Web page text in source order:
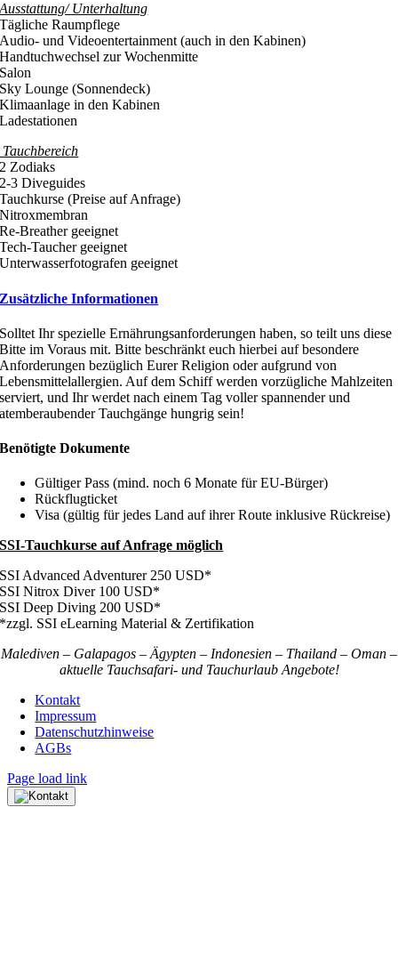
Ausstattung/ Unterhaltung
Tägliche Raumpflege
Audio- und Videoentertainment (auch in den Kabinen)
Handtuchwechsel zur Wochenmitte
Salon
Sky Lounge (Sonnendeck)
Klimaanlage in den Kabinen
Ladestationen
Tauchbereich
2 Zodiaks
2-3 Diveguides
Tauchkurse (Preise auf Anfrage)
Nitroxmembran
Re-Breather geeignet
Tech-Taucher geeignet
Unterwasserfotografen geeignet
Zusätzliche Informationen
Solltet Ihr spezielle Ernährungsanforderungen haben, so teilt uns diese
Bitte im Voraus mit. Bitte beschränkt euch hierbei auf besondere
Anforderungen bezüglich Eurer Religion oder aufgrund von
Lebensmittelallergien. Auf dem Schiff werden vorzügliche Mahlzeiten
serviert, und Ihr werdet nach einem Tag voller spannender und
atemberaubender Tauchgänge hungrig sein!
Benötigte Dokumente
Gültiger Pass (mind. noch 6 Monate für EU-Bürger)
Rückflugticket
Visa (gültig für jedes Land auf ihrer Route inklusive Rückreise)
SSI-Tauchkurse auf Anfrage möglich
SSI Advanced Adventurer 250 USD*
SSI Nitrox Diver 100 USD*
SSI Deep Diving 200 USD*
*zzgl. SSI eLearning Material & Zertifikation
Malediven – Galapagos – Ägypten – Indonesien – Thailand – Oman –
aktuelle Tauchsafari- und Tauchurlaub Angebote!
Kontakt
Impressum
Datenschutzhinweise
AGBs
Page load link